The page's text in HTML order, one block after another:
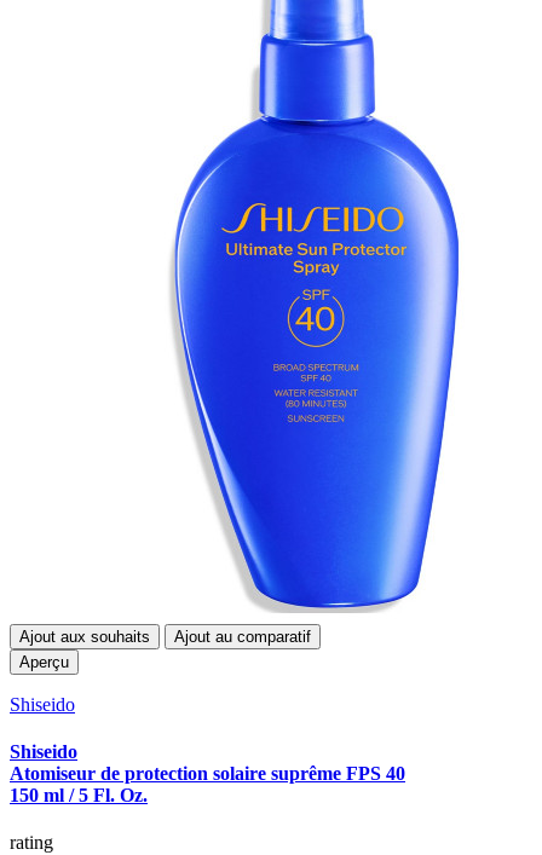
Ajout aux souhaits
Ajout au comparatif
Aperçu
Shiseido
Shiseido
Atomiseur de protection solaire suprême FPS 40
150 ml / 5 Fl. Oz.
rating